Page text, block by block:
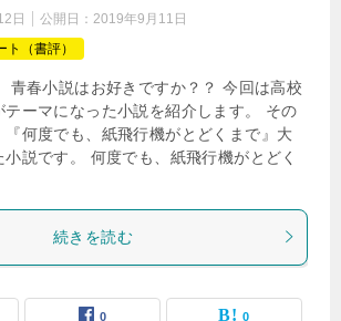
日 公開日： 2019年9月11日
（書評）
青春小説はお好きですか？？ 今回は高校
テーマになった小説を紹介します。 その
何度でも、紙飛行機がとどくまで』大
説です。 何度でも、紙飛行機がとどく
続きを読む
0 0